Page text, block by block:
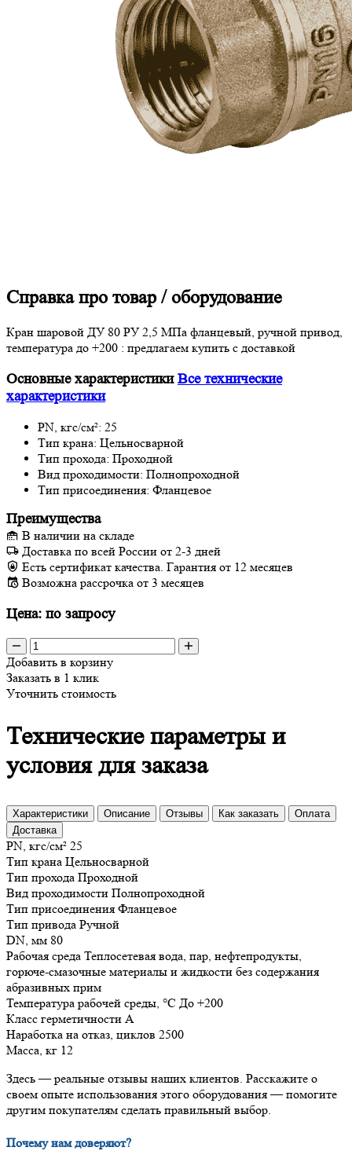
Справка про товар / оборудование
Кран шаровой ДУ 80 РУ 2,5 МПа фланцевый, ручной привод,
температура до +200 : предлагаем купить с доставкой
Основные характеристикиВсе технические
характеристики
PN, кгс/см²: 25
Тип крана: Цельносварной
Тип прохода: Проходной
Вид проходимости: Полнопроходной
Тип присоединения: Фланцевое
Преимущества
В наличии на складе
Доставка по всей России от 2-3 дней
Есть сертификат качества. Гарантия от 12 месяцев
Возможна рассрочка от 3 месяцев
Цена: по запросу
Добавить в корзину
Заказать в 1 клик
Уточнить стоимость
Технические параметры и
условия для заказа
Характеристики Описание Отзывы Как заказать
Оплата
Доставка
PN, кгс/см² 25
Тип крана Цельносварной
Тип прохода Проходной
Вид проходимости Полнопроходной
Тип присоединения Фланцевое
Тип привода Ручной
DN, мм 80
Рабочая среда Теплосетевая вода, пар, нефтепродукты,
горюче-смазочные материалы и жидкости без содержания
абразивных прим
Температура рабочей среды, °С До +200
Класс герметичности А
Наработка на отказ, циклов 2500
Масса, кг 12
Здесь — реальные отзывы наших клиентов. Расскажите о
своем опыте использования этого оборудования — помогите
другим покупателям сделать правильный выбор.
Почему нам доверяют?